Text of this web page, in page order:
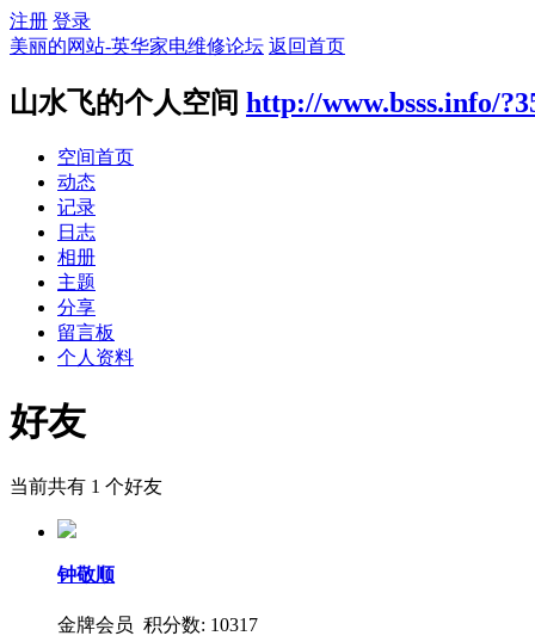
注册 登录
美丽的网站-英华家电维修论坛 返回首页
山水飞的个人空间 http://www.bsss.info/
空间首页
动态
记录
日志
相册
主题
分享
留言板
个人资料
好友
当前共有 1 个好友
钟敬顺
金牌会员 积分数: 10317